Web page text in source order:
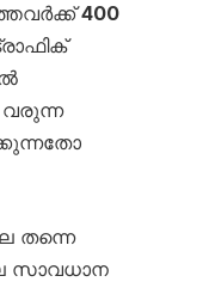
400
വരുന്ന
തന്നെ
സാവധാന